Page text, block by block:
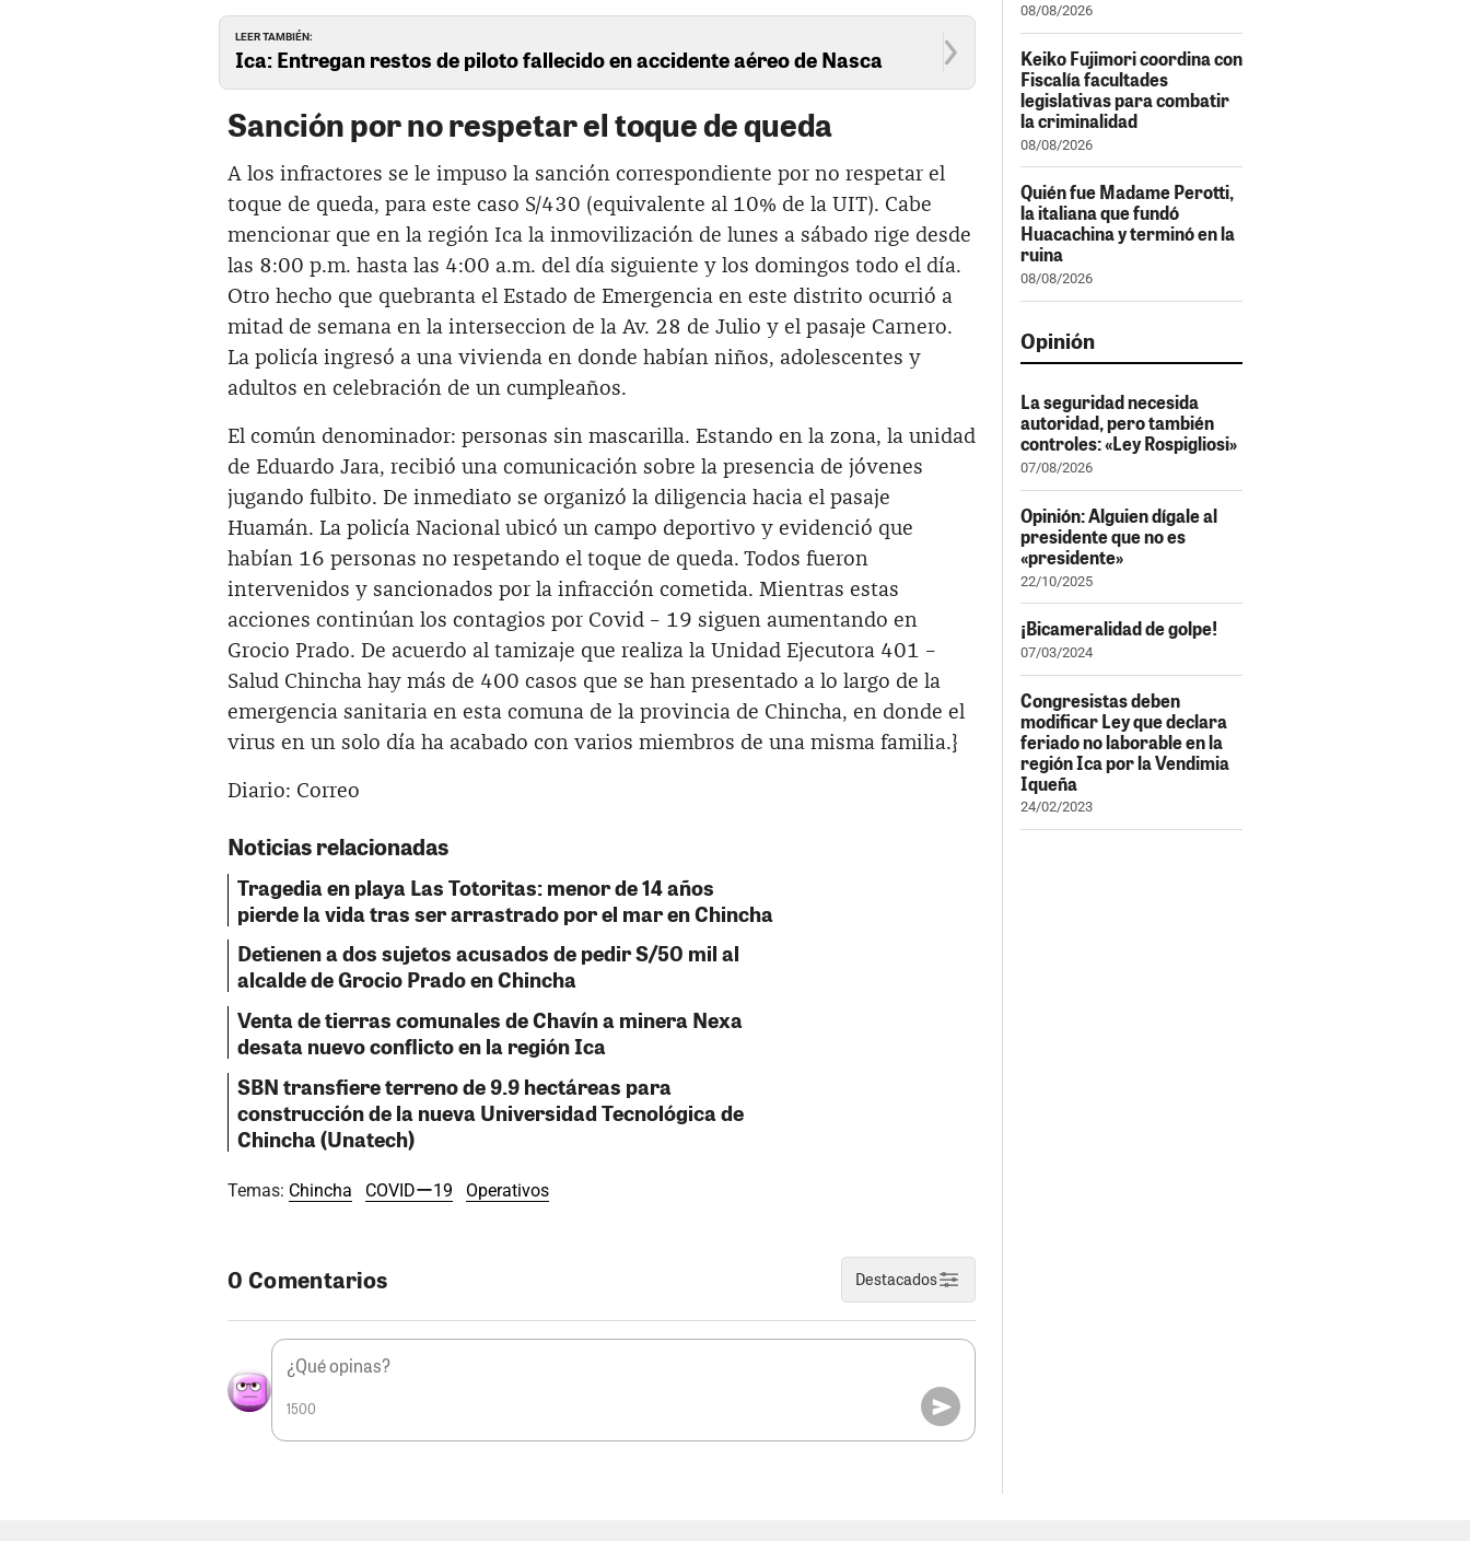
LEER TAMBIÉN:
Ica: Entregan restos de piloto fallecido en accidente aéreo de Nasca
Sanción por no respetar el toque de queda
A los infractores se le impuso la sanción correspondiente por no respetar el
toque de queda, para este caso S/430 (equivalente al 10% de la UIT). Cabe
mencionar que en la región Ica la inmovilización de lunes a sábado rige desde
las 8:00 p.m. hasta las 4:00 a.m. del día siguiente y los domingos todo el día.
Otro hecho que quebranta el Estado de Emergencia en este distrito ocurrió a
mitad de semana en la interseccion de la Av. 28 de Julio y el pasaje Carnero.
La policía ingresó a una vivienda en donde habían niños, adolescentes y
adultos en celebración de un cumpleaños.
El común denominador: personas sin mascarilla. Estando en la zona, la unidad
de Eduardo Jara, recibió una comunicación sobre la presencia de jóvenes
jugando fulbito. De inmediato se organizó la diligencia hacia el pasaje
Huamán. La policía Nacional ubicó un campo deportivo y evidenció que
habían 16 personas no respetando el toque de queda. Todos fueron
intervenidos y sancionados por la infracción cometida. Mientras estas
acciones continúan los contagios por Covid – 19 siguen aumentando en
Grocio Prado. De acuerdo al tamizaje que realiza la Unidad Ejecutora 401 –
Salud Chincha hay más de 400 casos que se han presentado a lo largo de la
emergencia sanitaria en esta comuna de la provincia de Chincha, en donde el
virus en un solo día ha acabado con varios miembros de una misma familia.}
Diario: Correo
Noticias relacionadas
Tragedia en playa Las Totoritas: menor de 14 años
pierde la vida tras ser arrastrado por el mar en Chincha
Detienen a dos sujetos acusados de pedir S/50 mil al
alcalde de Grocio Prado en Chincha
Venta de tierras comunales de Chavín a minera Nexa
desata nuevo conflicto en la región Ica
SBN transfiere terreno de 9.9 hectáreas para
construcción de la nueva Universidad Tecnológica de
Chincha (Unatech)
Temas: Chincha COVIDー19 Operativos
0 Comentarios Destacados
1500
08/08/2026
Keiko Fujimori coordina con
Fiscalía facultades
legislativas para combatir
la criminalidad
08/08/2026
Quién fue Madame Perotti,
la italiana que fundó
Huacachina y terminó en la
ruina
08/08/2026
Opinión
La seguridad necesida
autoridad, pero también
controles: «Ley Rospigliosi»
07/08/2026
Opinión: Alguien dígale al
presidente que no es
«presidente»
22/10/2025
¡Bicameralidad de golpe!
07/03/2024
Congresistas deben
modificar Ley que declara
feriado no laborable en la
región Ica por la Vendimia
Iqueña
24/02/2023